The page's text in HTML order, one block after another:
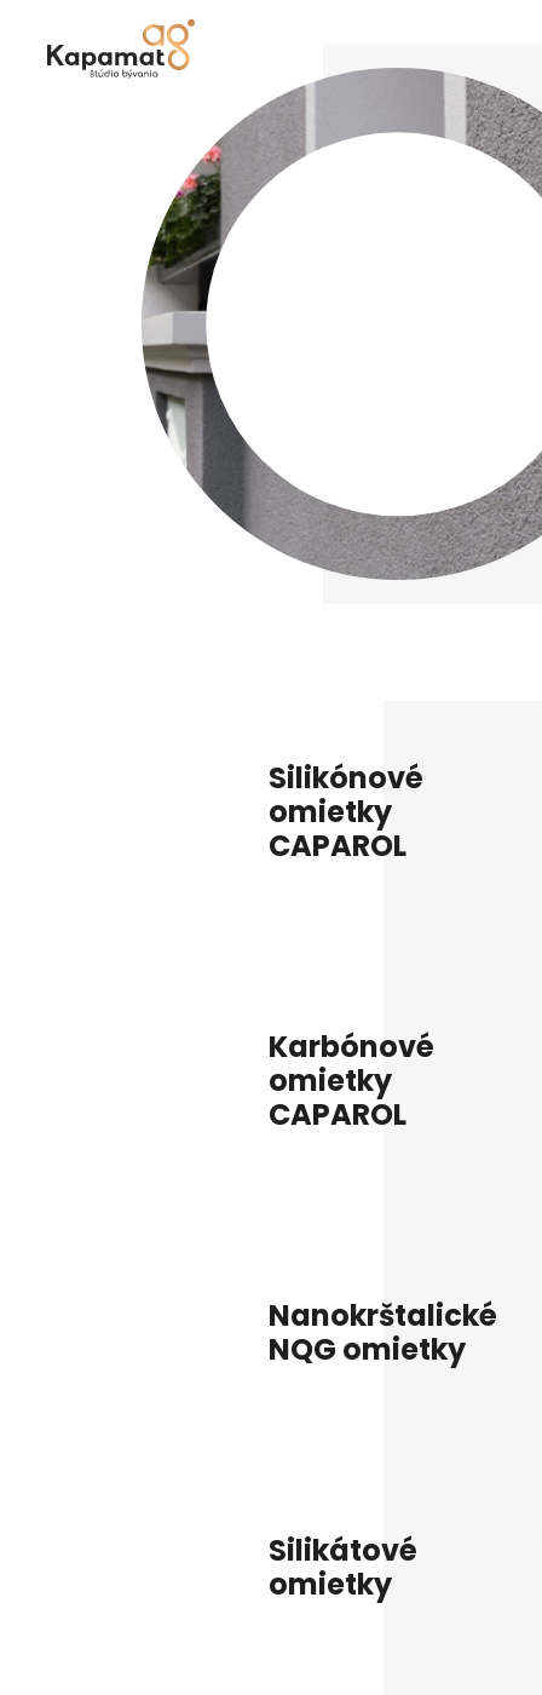
Silikónové
omietky
CAPAROL
Karbónové
omietky
CAPAROL
Nanokrštalické
NQG omietky
Silikátové
omietky